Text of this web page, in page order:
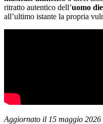
ritratto autentico dell’uomo
all’ultimo istante la propria
Aggiornato il 15 maggio 2026